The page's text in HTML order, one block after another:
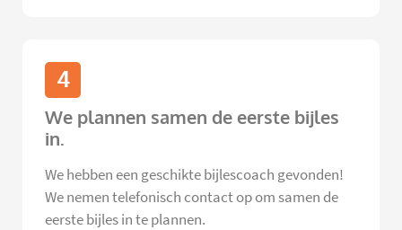
4
We plannen samen de eerste bijles
in.
We hebben een geschikte bijlescoach gevonden!
We nemen telefonisch contact op om samen de
eerste bijles in te plannen.